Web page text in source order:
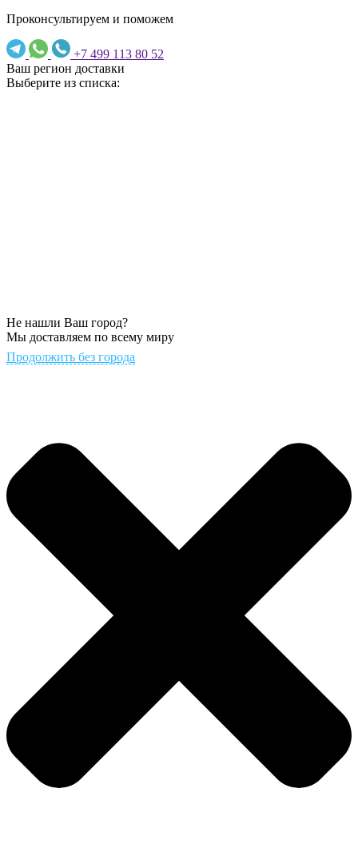
Проконсультируем и поможем
+7 499 113 80 52
Ваш регион доставки
Выберите из списка:
Не нашли Ваш город?
Мы доставляем по всему миру
Продолжить без города